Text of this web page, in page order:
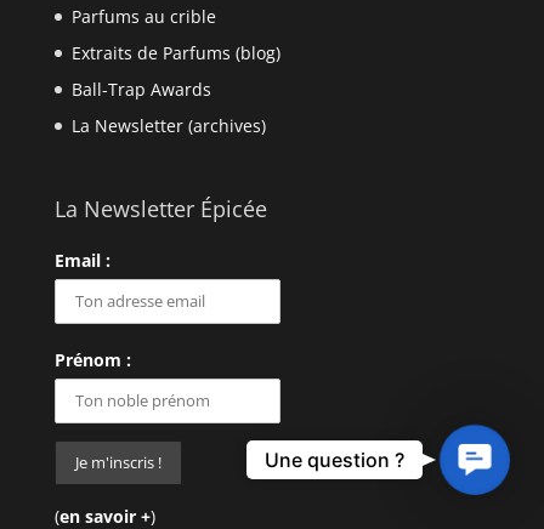
Parfums au crible
Extraits de Parfums (blog)
Ball-Trap Awards
La Newsletter (archives)
La Newsletter Épicée
Email :
Prénom :
(en savoir +)
Contact
Us
Une question ?